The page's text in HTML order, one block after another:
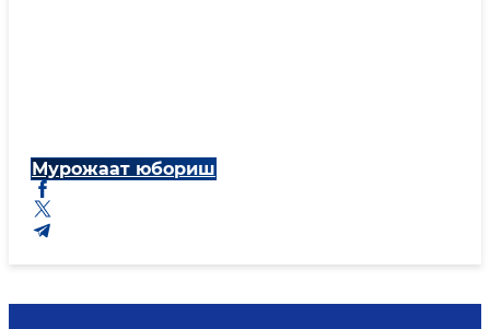
Мурожаат юбориш